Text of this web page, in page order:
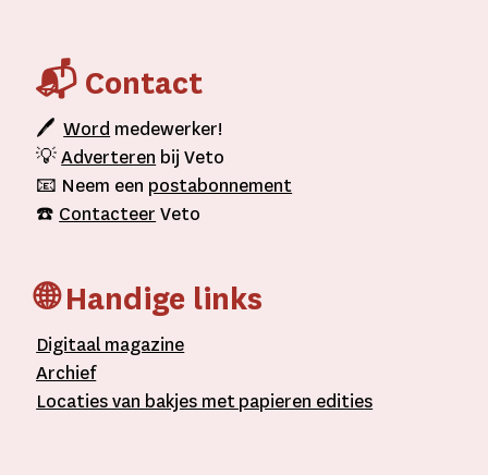
📬 Contact
🖊Word medewerker!
💡Adverteren bij Veto
📧 Neem een postabonnement
☎️ Contacteer Veto
🌐 Handige links
Digitaal magazine
Archief
Locaties van bakjes metpapieren edities